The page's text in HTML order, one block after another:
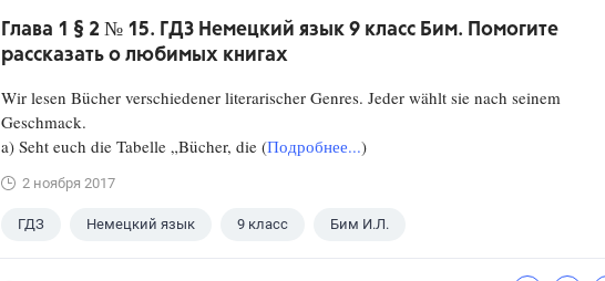
Глава 1 § 2 № 15. ГДЗ Немецкий язык 9 класс Бим. Помогите
рассказать о любимых книгах
Wir lesen Bücher verschiedener literarischer Genres. Jeder wählt sie nach seinem
Geschmack.
a) Seht euch die Tabelle „Bücher, die (Подробнее...)
2 ноября 2017
ГДЗ Немецкий язык 9 класс Бим И.Л.